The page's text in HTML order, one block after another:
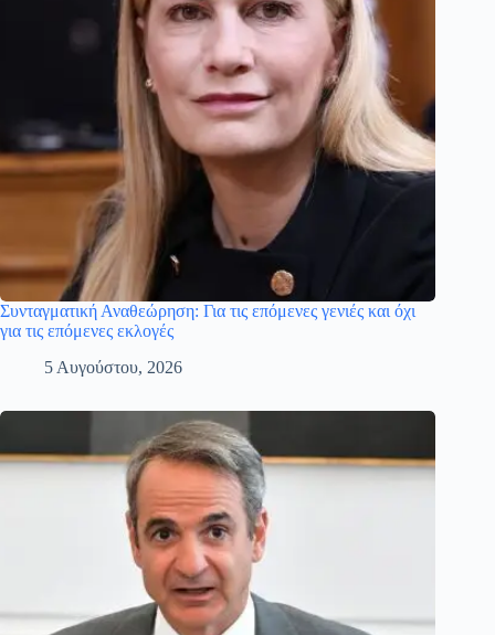
Συνταγματική Αναθεώρηση: Για τις επόμενες γενιές και όχι
για τις επόμενες εκλογές
5 Αυγούστου, 2026